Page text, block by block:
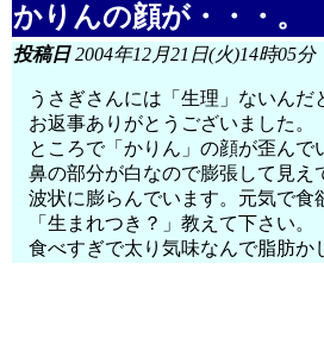
かりんの顔が・・・。
投稿日2004年12月21日(火)14時05分
うさぎさんには「生理」ないんだ
お返事ありがとうございました。
ところで「かりん」の顔が歪んで
鼻の部分が白なので膨張して見
波状に膨らんでいます。元気で
「生まれつき？」教えて下さい。
食べすぎで太り気味なんで脂肪か